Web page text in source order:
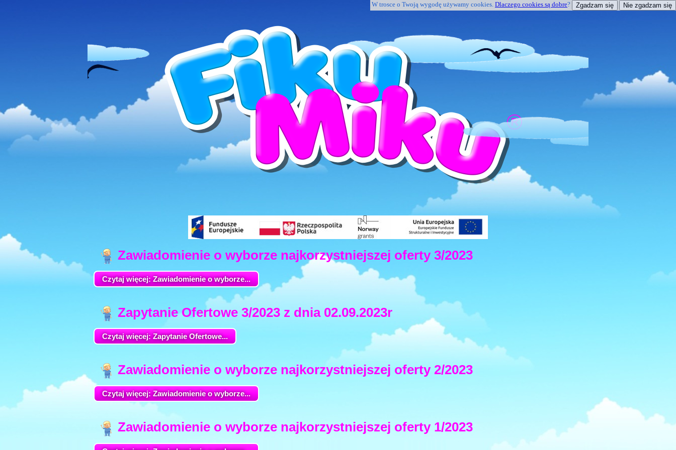
W trosce o Twoją wygodę używamy cookies. Dlaczego cookies są dobre? Zgadzam się Nie zgadzam się
Zawiadomienie o wyborze najkorzystniejszej oferty 3/2023
Czytaj więcej: Zawiadomienie o wyborze...
Zapytanie Ofertowe 3/2023 z dnia 02.09.2023r
Czytaj więcej: Zapytanie Ofertowe...
Zawiadomienie o wyborze najkorzystniejszej oferty 2/2023
Czytaj więcej: Zawiadomienie o wyborze...
Zawiadomienie o wyborze najkorzystniejszej oferty 1/2023